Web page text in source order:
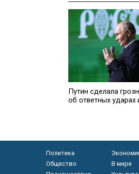
Путин сделала
об ответных ударах
Политика
Общество
В мире